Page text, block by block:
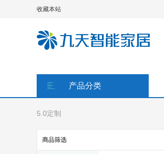
收藏本站
产品分类
5.0定制
商品筛选